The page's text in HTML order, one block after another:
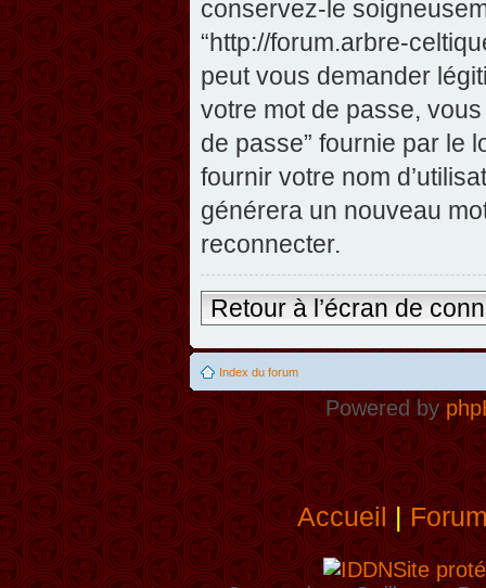
conservez-le
“http://forum.arbre-
peut vous demander
votre mot de passe,
de passe” fournie par le
fournir votre nom
générera un nouveau
reconnecter.
Retour à l’écran de
Index du forum
Powered by
Accueil|
Site